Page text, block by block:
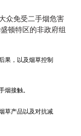
众免受二手烟危害
顿特区的非政府组
果，以及烟草控制
接触。
草产品以及对抗减